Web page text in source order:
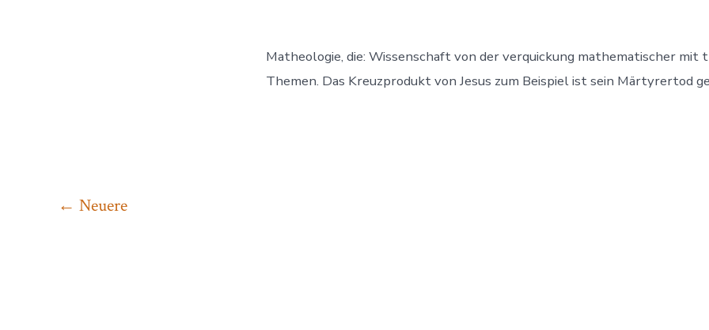
Matheologie, die: Wissenschaft von der verquickung mathematischer mit
Themen. Das Kreuzprodukt von Jesus zum Beispiel ist sein Märtyrertod
Seitennummerierung
←Neuere